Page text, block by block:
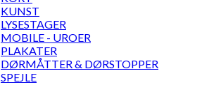
KUNST
LYSESTAGER
MOBILE - UROER
PLAKATER
DØRMÅTTER & DØRSTOPPER
SPEJLE